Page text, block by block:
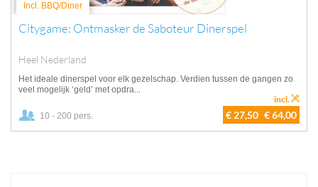
Incl. BBQ/Diner
Citygame: Ontmasker de Saboteur Dinerspel
Heel Nederland
Het ideale dinerspel voor elk gezelschap. Verdien tussen de gangen zo
veel mogelijk ‘geld’ met opdra...
10 - 200 pers. € 27,50 € 64,00
incl.